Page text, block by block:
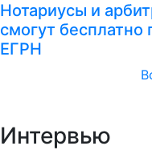
Нотариусы и
смогут
ЕГРН
Интервью